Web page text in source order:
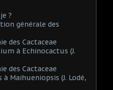
?
générale des
des Cactaceae
à Echinocactus (J.
des Cactaceae
Maihueniopsis (J. Lodé,